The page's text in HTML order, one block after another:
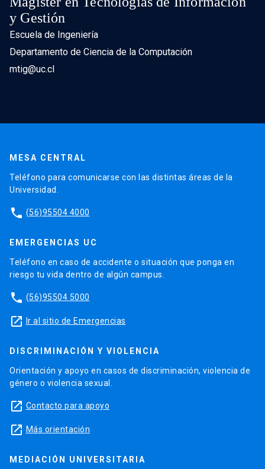
y Gestión
Escuela de Ingeniería
Departamento de Ciencia de la Computación
mtig@uc.cl
MESA CENTRAL
Teléfono para comunicarse con las distintas áreas de la
Universidad.
phone (56)95504 4000
EMERGENCIAS UC
Teléfono en caso de accidente o situación que ponga en
riesgo tu vida dentro de algún campus.
phone (56)95504 5000
launch Ir al sitio de Emergencias
DISCRIMINACIÓN Y VIOLENCIA
Orientación y apoyo en casos de discriminación, violencia de
género o violencia sexual.
launch Contacto para apoyo
launch Más orientación
MEDIACIÓN UNIVERSITARIA